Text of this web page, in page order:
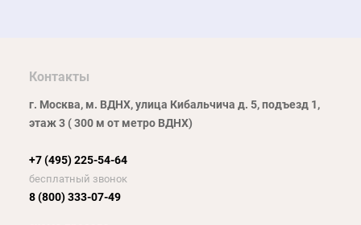
Контакты
г. Москва, м. ВДНХ, улица Кибальчича д. 5, подъезд 1,
этаж 3 ( 300 м от метро ВДНХ)
+7 (495) 225-54-64
бесплатный звонок
8 (800) 333-07-49